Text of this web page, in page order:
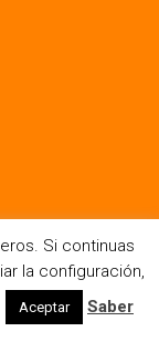
Si continuas
la configuración,
Aceptar
Saber